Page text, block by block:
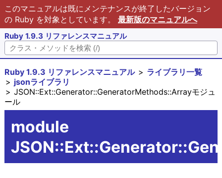
このマニュアルは既にメンテナンスが終了したバージョン
の Ruby を対象としています。 最新版のマニュアルへ
Ruby 1.9.3 リファレンスマニュアル
Ruby 1.9.3 リファレンスマニュアル
ライブラリ一覧
jsonライブラリ
JSON::Ext::Generator::GeneratorMethods::Arrayモジュ
ール
module